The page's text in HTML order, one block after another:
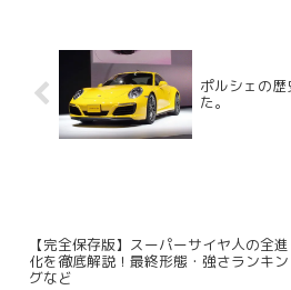
ポルシェの
た。
【完全保存版】スーパーサイヤ人の全進
化を徹底解説！最終形態・強さランキン
グなど